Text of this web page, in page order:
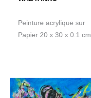
Peinture acrylique sur
Papier 20 x 30 x 0.1 cm